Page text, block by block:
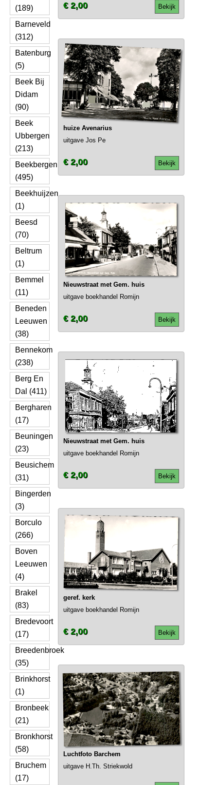
(189)
Barneveld
(312)
Batenburg
(5)
Beek Bij
Didam
(90)
Beek
Ubbergen
(213)
Beekbergen
(495)
Beekhuijzen
(1)
Beesd
(70)
Beltrum
(1)
Bemmel
(11)
Beneden
Leeuwen
(38)
Bennekom
(238)
Berg En
Dal (411)
Bergharen
(17)
Beuningen
(23)
Beusichem
(31)
Bingerden
(3)
Borculo
(266)
Boven
Leeuwen
(4)
Brakel
(83)
Bredevoort
(17)
Breedenbroek
(35)
Brinkhorst
(1)
Bronbeek
(21)
Bronkhorst
(58)
Bruchem
(17)
Bekijk
€ 2,00
huize Avenarius
uitgave Jos Pe
Bekijk
€ 2,00
Nieuwstraat met Gem. huis
uitgave boekhandel Romijn
Bekijk
€ 2,00
Nieuwstraat met Gem. huis
uitgave boekhandel Romijn
Bekijk
€ 2,00
geref. kerk
uitgave boekhandel Romijn
Bekijk
€ 2,00
Luchtfoto Barchem
uitgave H.Th. Striekwold